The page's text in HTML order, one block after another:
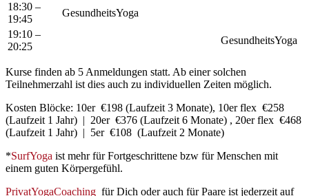
18:30 –
19:45
GesundheitsYoga
19:10 –
20:25
GesundheitsYoga
Kurse finden ab 5 Anmeldungen statt. Ab einer solchen
Teilnehmerzahl ist dies auch zu individuellen Zeiten möglich.
Kosten Blöcke: 10er €198 (Laufzeit 3 Monate), 10er flex €258
(Laufzeit 1 Jahr) | 20er €376 (Laufzeit 6 Monate) , 20er flex €468
(Laufzeit 1 Jahr) | 5er €108 (Laufzeit 2 Monate)
*SurfYoga ist mehr für Fortgeschrittene bzw für Menschen mit
einem guten Körpergefühl.
PrivatYogaCoaching für Dich oder auch für Paare ist jederzeit auf